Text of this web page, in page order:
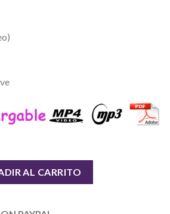
AL CARRITO